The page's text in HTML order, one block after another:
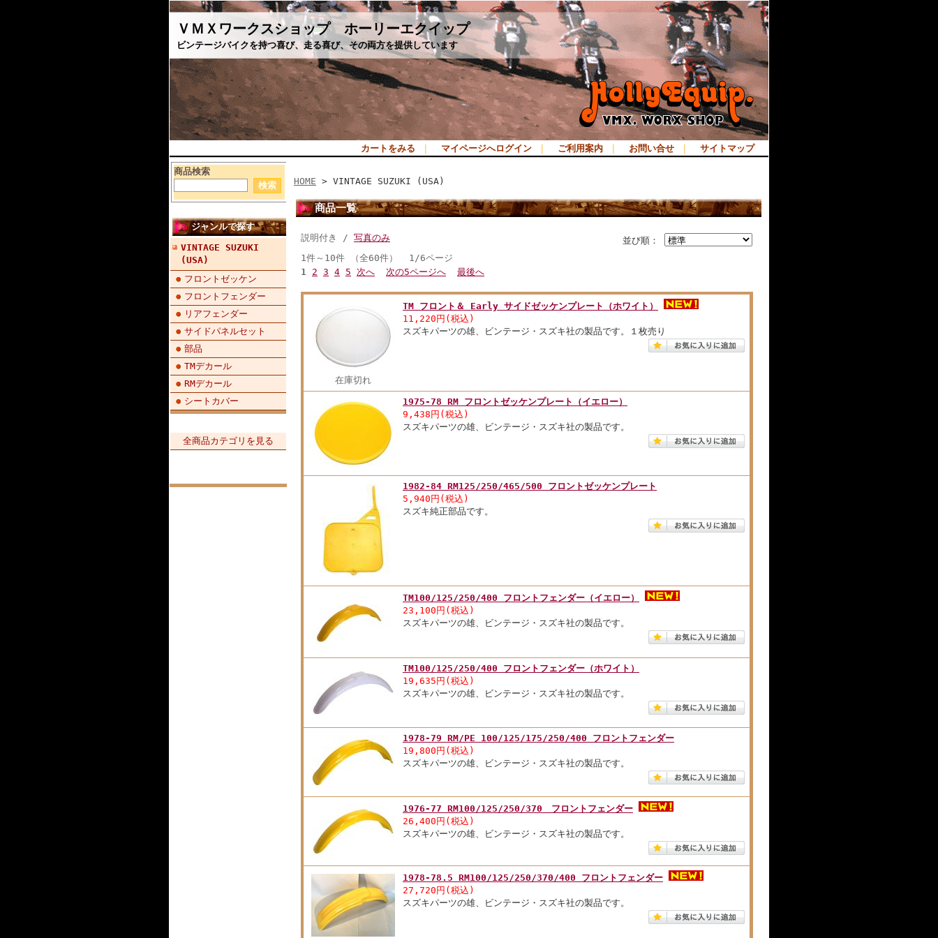
ＶＭＸワークスショップ ホーリーエクイップ
ビンテージバイクを持つ喜び、走る喜び、その両方を提供しています
カートをみる マイページへログイン ご利用案内 お問い合せ サイトマップ
商品検索
ジャンルで探す
VINTAGE SUZUKI
(USA)
フロントゼッケン
フロントフェンダー
リアフェンダー
サイドパネルセット
部品
TMデカール
RMデカール
シートカバー
全商品カテゴリを見る
HOME > VINTAGE SUZUKI (USA)
商品一覧
並び順：
説明付き / 写真のみ
1件～10件 （全60件） 1/6ページ
1 2 3 4 5 次へ 次の5ページへ 最後へ
在庫切れ
TM フロント＆ Early サイドゼッケンプレート（ホワイト）
11,220円(税込)
スズキパーツの雄、ビンテージ・スズキ社の製品です。１枚売り
1975-78 RM フロントゼッケンプレート（イエロー）
9,438円(税込)
スズキパーツの雄、ビンテージ・スズキ社の製品です。
1982-84 RM125/250/465/500 フロントゼッケンプレート
5,940円(税込)
スズキ純正部品です。
TM100/125/250/400 フロントフェンダー（イエロー）
23,100円(税込)
スズキパーツの雄、ビンテージ・スズキ社の製品です。
TM100/125/250/400 フロントフェンダー（ホワイト）
19,635円(税込)
スズキパーツの雄、ビンテージ・スズキ社の製品です。
1978-79 RM/PE 100/125/175/250/400 フロントフェンダー
19,800円(税込)
スズキパーツの雄、ビンテージ・スズキ社の製品です。
1976-77 RM100/125/250/370 フロントフェンダー
26,400円(税込)
スズキパーツの雄、ビンテージ・スズキ社の製品です。
1978-78.5 RM100/125/250/370/400 フロントフェンダー
27,720円(税込)
スズキパーツの雄、ビンテージ・スズキ社の製品です。